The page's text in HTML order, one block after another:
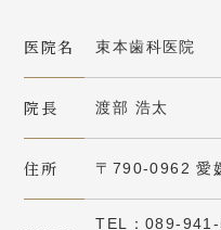
医院名 束本歯科医院
院長 渡部 浩太
住所 〒790-0962 愛
TEL：089-